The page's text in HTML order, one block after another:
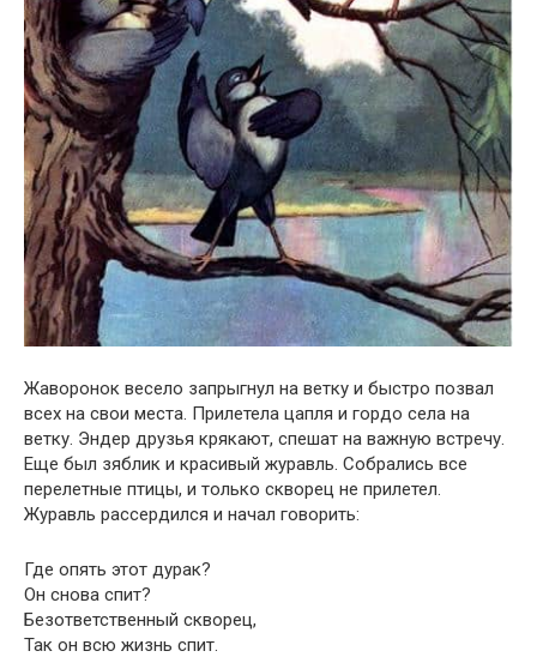
Жаворонок весело запрыгнул на ветку и быстро позвал
всех на свои места. Прилетела цапля и гордо села на
ветку. Эндер друзья крякают, спешат на важную встречу.
Еще был зяблик и красивый журавль. Собрались все
перелетные птицы, и только скворец не прилетел.
Журавль рассердился и начал говорить:
Где опять этот дурак?
Он снова спит?
Безответственный скворец,
Так он всю жизнь спит.